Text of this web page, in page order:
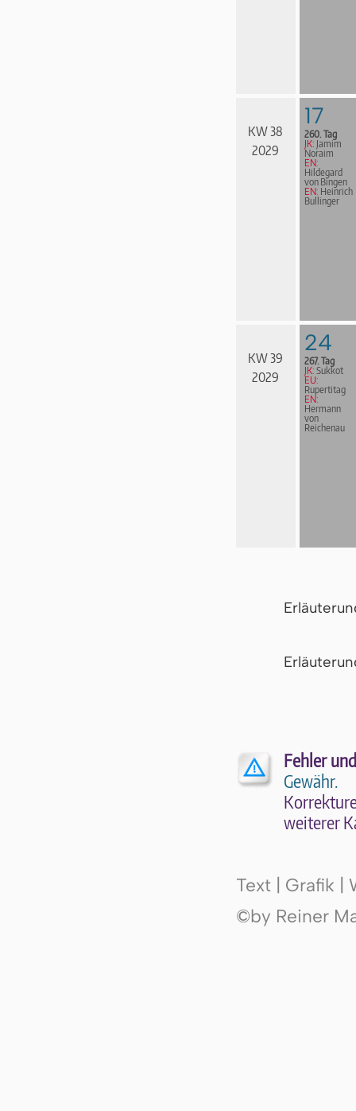
KW 38
2029
17
260. Tag
JK: Jamim
Noraim
EN:
Hildegard
von Bingen
EN: Heinrich
Bullinger
KW 39
2029
24
267. Tag
JK: Sukkot
EU:
Rupertitag
EN:
Hermann
von
Reichenau
Fehler
Gewähr.
wei­te­rer
Text | Grafik |
©by Reiner